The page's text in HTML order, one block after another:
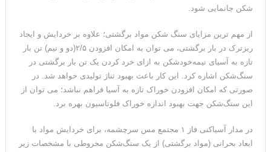
شکن جانمایی شود.
از مهم ترین مزایای سنگ شکن مواد برگشتی؛ علاوه بر خردایش و ایجاد
ریزترک در بار برگشتی، می توان به امکان افزودن ۲/۵(دو و نیم) تن بار
تازه به آسیای نیمه‌خودشکن به ازای خرد کردن یک تن بار برگشتی در
سنگ‌شکن اشاره کرد. این کار باعث بهبود تناژ تولیدی خواهد شد. در
صورتی که امکان افزودن خوراک تازه به آسیا فراهم نباشد؛ می توان از
این سنگ‌شکن جهت بهبود اندازه خوراک فلوتاسیون بهره برد.
در مدار آسیاکنی فاز ۱ مجتمع مس سرچشمه، برای خردایش مواد با
ابعاد بحرانی (مواد برگشتی) از یک سنگ‌شکن مخروطی با مشخصات زیر